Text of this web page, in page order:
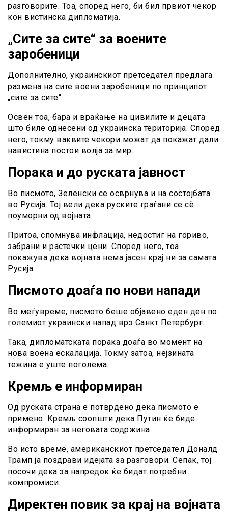
разговорите. Тоа, според него, би бил првиот чекор
кон вистинска дипломатија.
„Сите за сите“ за воените
заробеници
Дополнително, украинскиот претседател предлага
размена на сите воени заробеници по принципот
„сите за сите“.
Освен тоа, бара и враќање на цивилите и децата
што биле однесени од украинска територија. Според
него, токму ваквите чекори можат да покажат дали
навистина постои волја за мир.
Порака и до руската јавност
Во писмото, Зеленски се осврнува и на состојбата
во Русија. Тој вели дека руските граѓани се сè
поуморни од војната.
Притоа, спомнува инфлација, недостиг на гориво,
забрани и растечки цени. Според него, тоа
покажува дека војната нема јасен крај ни за самата
Русија.
Писмото доаѓа по нови напади
Во меѓувреме, писмото беше објавено еден ден по
големиот украински напад врз Санкт Петербург.
Така, дипломатската порака доаѓа во момент на
нова воена ескалација. Токму затоа, нејзината
тежина е уште поголема.
Кремљ е информиран
Од руската страна е потврдено дека писмото е
примено. Кремљ соопшти дека Путин ќе биде
информиран за неговата содржина.
Во исто време, американскиот претседател Доналд
Трамп ја поздрави идејата за разговори. Сепак, тој
посочи дека за напредок ќе бидат потребни
компромиси.
Директен повик за крај на војната